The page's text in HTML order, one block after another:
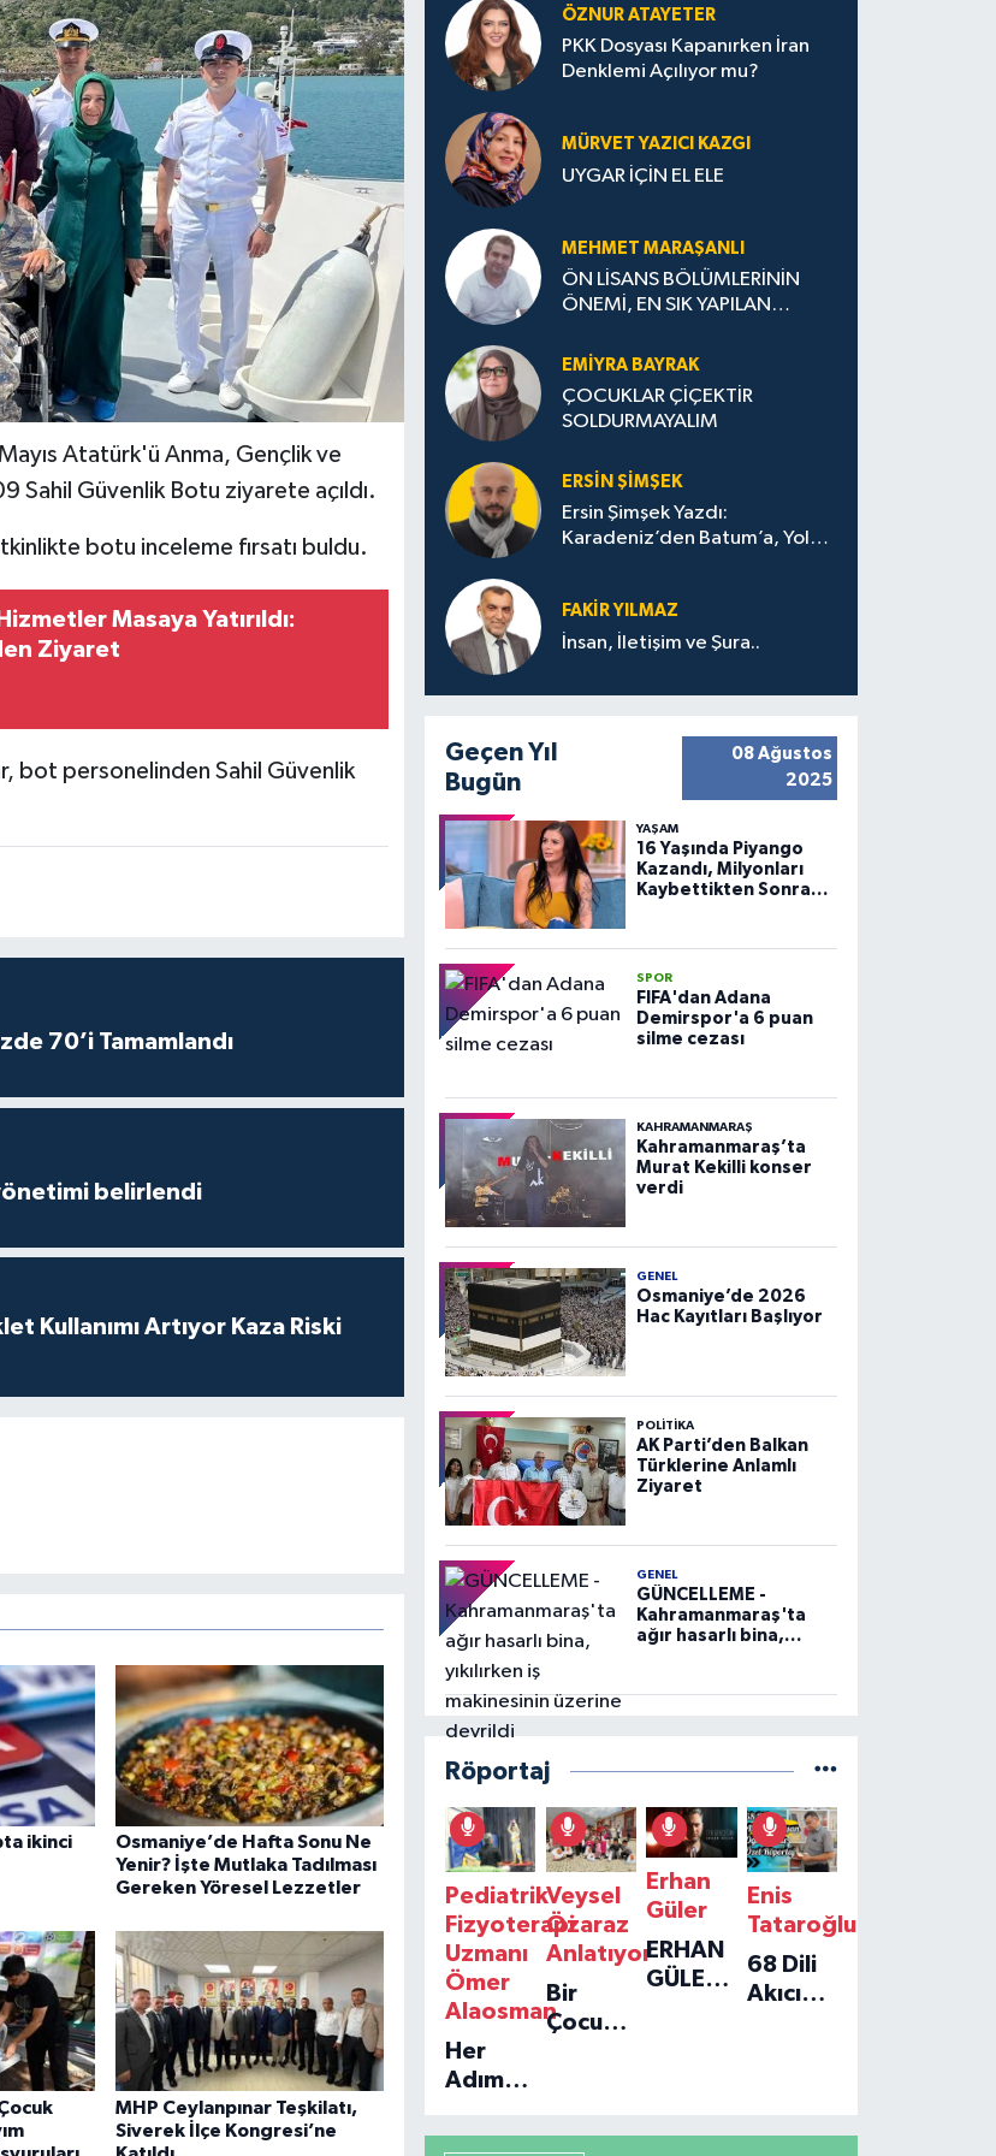
Atatürk'ü Anma, Gençlik ve
Sahil Güvenlik Botu ziyarete açıldı.
botu inceleme fırsatı buldu.
Masaya Yatırıldı:
Ziyaret
bot personelinden Sahil Güvenlik
70’i Tamamlandı
belirlendi
Kullanımı Artıyor Kaza Riski
ikinci
Osmaniye’de Hafta Sonu Ne
Yenir? İşte Mutlaka Tadılması
Gereken Yöresel Lezzetler
MHP Ceylanpınar Teşkilatı,
Siverek İlçe Kongresi’ne
ÖZNUR ATAYETER
PKK Dosyası Kapanırken İran
Denklemi Açılıyor mu?
MÜRVET YAZICI KAZGI
UYGAR İÇİN EL ELE
MEHMET MARAŞANLI
ÖN LİSANS BÖLÜMLERİNİN
ÖNEMİ, EN SIK YAPILAN
STRATEJİLERİ
EMIYRA BAYRAK
ÇOCUKLAR ÇİÇEKTİR
SOLDURMAYALIM
ERSIN ŞIMŞEK
Ersin Şimşek Yazdı:
Karadeniz’den Batum’a, Yolun
FAKIR YILMAZ
İnsan, İletişim ve Şura..
Geçen Yıl
Bugün
08 Ağustos
2025
YAŞAM
16 Yaşında Piyango
Kazandı, Milyonları
Kaybettikten Sonra
SPOR
FIFA'dan Adana
Demirspor'a 6 puan
silme cezası
KAHRAMANMARAŞ
Kahramanmaraş’ta
Murat Kekilli konser
verdi
GENEL
Osmaniye’de 2026
Hac Kayıtları Başlıyor
POLITIKA
AK Parti’den Balkan
Türklerine Anlamlı
Ziyaret
GENEL
GÜNCELLEME -
Kahramanmaraş'ta
ağır hasarlı bina,
devrildi
Röportaj
Pediatrik
Fizyoterapi
Uzmanı
Ömer
Alaosman
Her
Adım
Umut:
Veysel
Özaraz
Anlatıyor
Bir
Çocuğun
Yolculuğu
Erhan
Güler
ERHAN
GÜLER'IN
Enis
Tataroğlu
68 Dili
Akıcı